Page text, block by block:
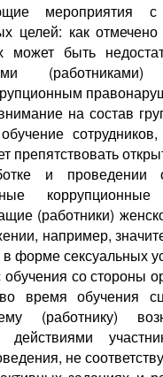
мероприятия
целей: как
быть
на состав
препятствовать
и проведении
(работники)
например,
форме сексуальных
обучения со стороны
время обучения
(работнику)
действиями
не